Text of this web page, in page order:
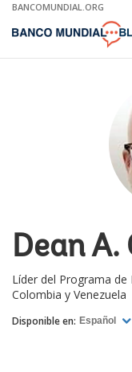
Skip
Main
BANCOMUNDIAL.ORG
Dean A.
Líder del Programa
Colombia y Venezuela
Disponible en: Español